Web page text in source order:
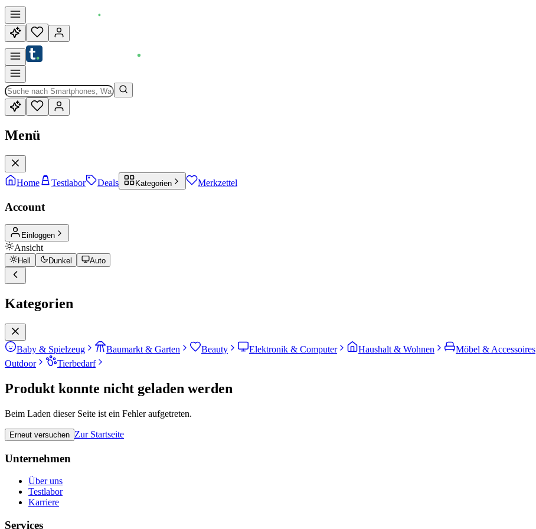
Menü
Home Testlabor Deals Kategorien Merkzettel
Account
Einloggen
Ansicht
Hell Dunkel Auto
Kategorien
Baby & Spielzeug Baumarkt & Garten Beauty Elektronik & Computer Haushalt & Wohnen Möbel & Accessoires
Outdoor
Tierbedarf
Produkt konnte nicht geladen werden
Beim Laden dieser Seite ist ein Fehler aufgetreten.
Erneut versuchen Zur Startseite
Unternehmen
Über uns
Testlabor
Karriere
Services